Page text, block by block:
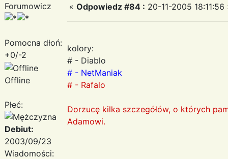
Forumowicz
Pomocna dłoń:
+0/-2
Offline
Płeć:
Debiut:
2003/09/23
Wiadomości:
« Odpowiedz #84 : 20-11-2005 18:11:56
kolory:
# - Diablo
# - NetManiak
# - Rafalo
Dorzucę kilka szczegółów, o których
Adamowi.